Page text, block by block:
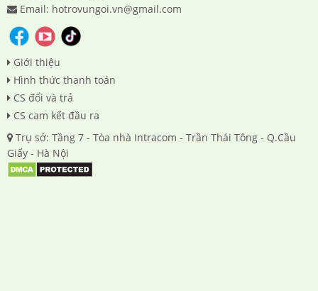
Email: hotrovungoi.vn@gmail.com
Giới thiệu
Hình thức thanh toán
CS đổi và trả
CS cam kết đầu ra
Trụ sở: Tầng 7 - Tòa nhà Intracom - Trần Thái Tông - Q.Cầu
Giấy - Hà Nội